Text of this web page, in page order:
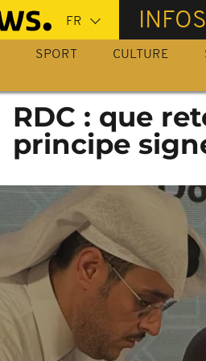
INFOS
SPORT CULTURE
RDC : que
principe